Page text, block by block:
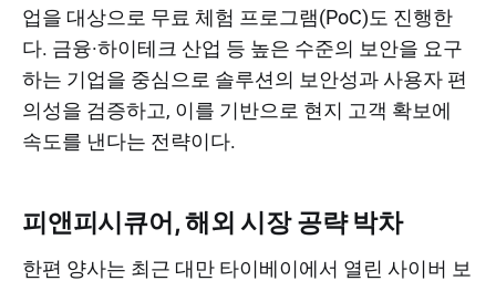
업을 대상으로 무료 체험 프로그램(PoC)도 진행한
다. 금융·하이테크 산업 등 높은 수준의 보안을 요구
하는 기업을 중심으로 솔루션의 보안성과 사용자 편
의성을 검증하고, 이를 기반으로 현지 고객 확보에
속도를 낸다는 전략이다.
피앤피시큐어, 해외 시장 공략 박차
한편 양사는 최근 대만 타이베이에서 열린 사이버 보